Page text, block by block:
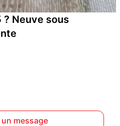
? Neuve sous
message